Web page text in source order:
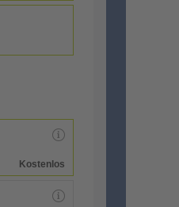
Kostenlos